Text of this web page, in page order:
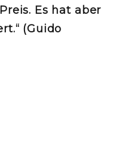
Es hat aber
(Guido